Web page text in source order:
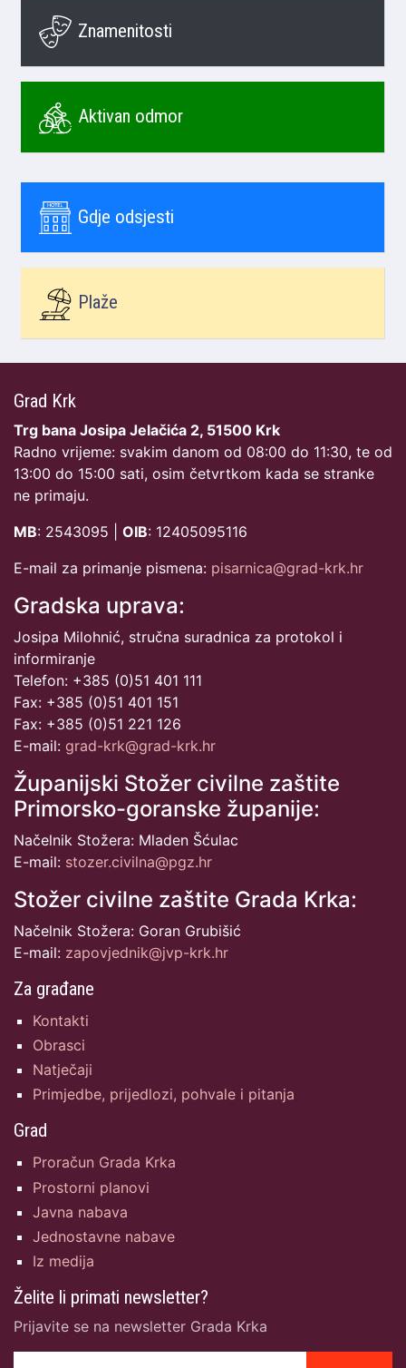
Znamenitosti
Aktivan odmor
Gdje odsjesti
Plaže
Grad Krk
Trg bana Josipa Jelačića 2, 51500 Krk
Radno vrijeme: svakim danom od 08:00 do 11:30, te od
13:00 do 15:00 sati, osim četvrtkom kada se stranke
ne primaju.
MB: 2543095 | OIB: 12405095116
E-mail za primanje pismena: pisarnica@grad-krk.hr
Gradska uprava:
Josipa Milohnić, stručna suradnica za protokol i
informiranje
Telefon: +385 (0)51 401 111
Fax: +385 (0)51 401 151
Fax: +385 (0)51 221 126
E-mail: grad-krk@grad-krk.hr
Županijski Stožer civilne zaštite
Primorsko-goranske županije:
Načelnik Stožera: Mladen Šćulac
E-mail: stozer.civilna@pgz.hr
Stožer civilne zaštite Grada Krka:
Načelnik Stožera: Goran Grubišić
E-mail: zapovjednik@jvp-krk.hr
Za građane
Kontakti
Obrasci
Natječaji
Primjedbe, prijedlozi, pohvale i pitanja
Grad
Proračun Grada Krka
Prostorni planovi
Javna nabava
Jednostavne nabave
Iz medija
Želite li primati newsletter?
Prijavite se na newsletter Grada Krka